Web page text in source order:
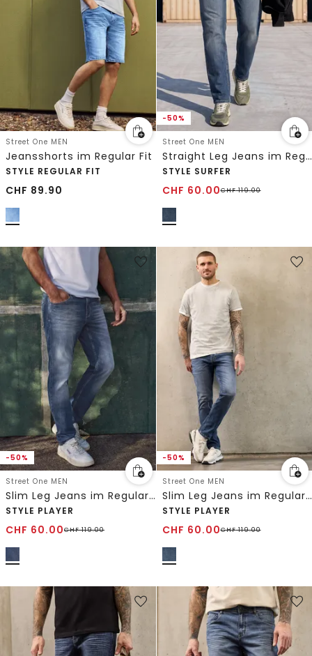
Street One MEN
Jeansshorts im Regular Fit
STYLE REGULAR FIT
CHF 89.90
-50%
Street One MEN
Straight Leg Jeans im Regular Fit
STYLE SURFER
CHF 60.00CHF119.00
-50%
Street One MEN
Slim Leg Jeans im Regular Fit
STYLE PLAYER
CHF 60.00CHF119.00
-50%
Street One MEN
Slim Leg Jeans im Regular Fit
STYLE PLAYER
CHF 60.00CHF119.00